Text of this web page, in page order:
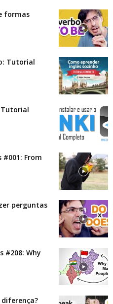
formas
Tutorial
Tutorial
#001: From
perguntas
#208: Why
diferença?